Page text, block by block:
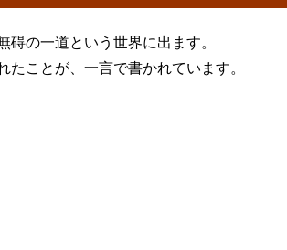
の一道という世界に出ます。
ことが、一言で書かれています。